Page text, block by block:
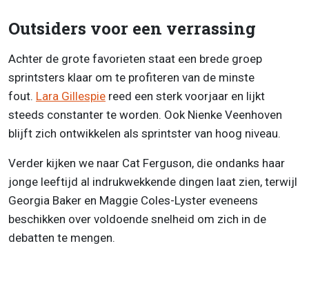
Outsiders voor een verrassing
Achter de grote favorieten staat een brede groep
sprintsters klaar om te profiteren van de minste
fout. Lara Gillespie reed een sterk voorjaar en lijkt
steeds constanter te worden. Ook Nienke Veenhoven
blijft zich ontwikkelen als sprintster van hoog niveau.
Verder kijken we naar Cat Ferguson, die ondanks haar
jonge leeftijd al indrukwekkende dingen laat zien, terwijl
Georgia Baker en Maggie Coles-Lyster eveneens
beschikken over voldoende snelheid om zich in de
debatten te mengen.